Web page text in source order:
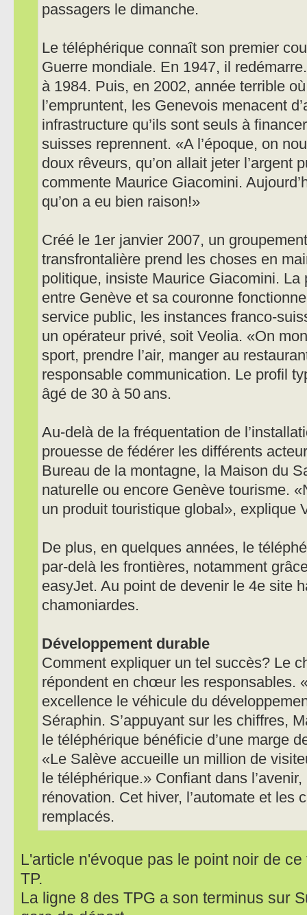
passagers le dimanche.
Le téléphérique connaît son premier
Guerre mondiale. En 1947, il
à 1984. Puis, en 2002, année terrible
l’empruntent, les Genevois menacent
infrastructure qu’ils sont seuls à
suisses reprennent. «A l’époque, on
doux rêveurs, qu’on allait jeter l’argent
commente Maurice Giacomini.
qu’on a eu bien raison!»
Créé le 1er janvier 2007, un
transfrontalière prend les choses en
politique, insiste Maurice Giacomini. La
entre Genève et sa couronne
service public, les instances franco-
un opérateur privé, soit Veolia. «On
sport, prendre l’air, manger au
responsable communication. Le profil
âgé de 30 à 50 ans.
Au-delà de la fréquentation de
prouesse de fédérer les différents
Bureau de la montagne, la Maison du
naturelle ou encore Genève tourisme.
un produit touristique global», explique
De plus, en quelques années, le
par-delà les frontières, notamment
easyJet. Au point de devenir le 4e site
chamoniardes.
Développement durable
Comment expliquer un tel succès? Le
répondent en chœur les responsables.
excellence le véhicule du
Séraphin. S’appuyant sur les chiffres,
le téléphérique bénéficie d’une marge
«Le Salève accueille un million de
le téléphérique.» Confiant dans
rénovation. Cet hiver, l’automate et les
remplacés.
L'article n'évoque pas le point noir de
TP.
La ligne 8 des TPG a son terminus sur